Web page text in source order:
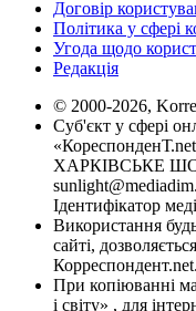
Договір
Політика у сфері
Угода щодо
Редакція
© 2000-2026,
Суб'єкт у сфері
ХАРКІВСЬКЕ
Ідентифікатор
Використання
сайті,
Корреспондент.net.
При копіюванні
і світу» , для